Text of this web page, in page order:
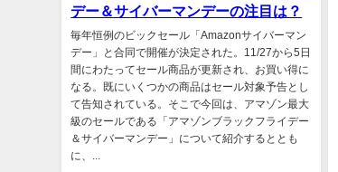
デー＆サイバーマンデーの注目は？
毎年恒例のビックセール「Amazonサイバーマン
デー」と合同で開催が決定された。11/27から5日
間にわたってセール商品が更新され、お買い得に
なる。既にいくつかの商品はセール対象予告とし
て告知されている。そこで今回は、アマゾン最大
級のセールである「アマゾンブラックフライデー
＆サイバーマンデー」について紹介するととも
に、...